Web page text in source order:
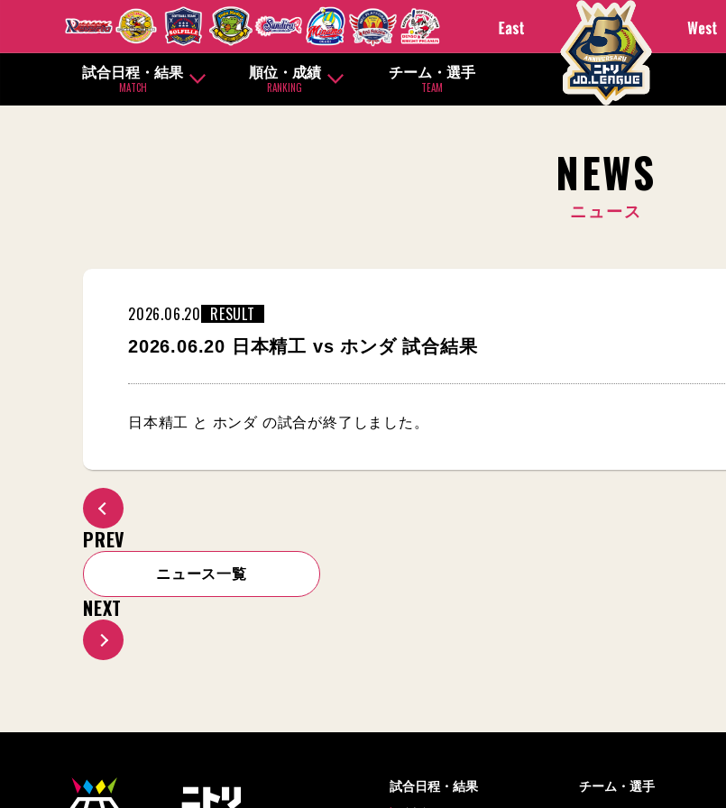
試合日程・結果
MATCH
順位・成績
RANKING
チーム・選手
TEAM
NEWS
ニュース
2026.06.20 RESULT
2026.06.20 日本精工 vs ホンダ 試合結果
日本精工 と ホンダ の試合が終了しました。
PREV
ニュース一覧
NEXT
試合日程・結果
チーム・選手